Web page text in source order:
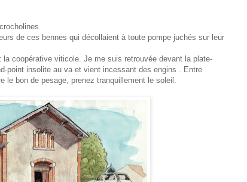
de ces bennes qui décollaient à toute pompe juchés sur leur
coopérative viticole. Je me suis retrouvée devant la plate-
point insolite au va et vient incessant des engins . Entre
le bon de pesage, prenez tranquillement le soleil.